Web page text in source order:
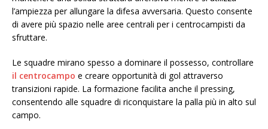
l’ampiezza per allungare la difesa avversaria. Questo consente
di avere più spazio nelle aree centrali per i centrocampisti da
sfruttare.
Le squadre mirano spesso a dominare il possesso, controllare
il centrocampo e creare opportunità di gol attraverso
transizioni rapide. La formazione facilita anche il pressing,
consentendo alle squadre di riconquistare la palla più in alto sul
campo.